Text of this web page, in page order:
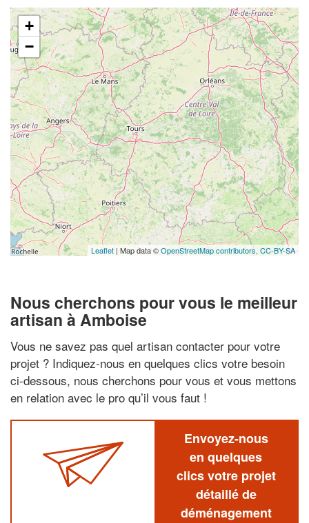
+
−
Leaflet | Map data ©OpenStreetMap contributors, CC-BY-SA
Nous cherchons pour vous le meilleur
artisan à Amboise
Vous ne savez pas quel artisan contacter pour votre
projet ? Indiquez-nous en quelques clics votre besoin
ci-dessous, nous cherchons pour vous et vous mettons
en relation avec le pro qu’il vous faut !
Envoyez-nous
en quelques
clics votre projet
détaillé de
déménagement